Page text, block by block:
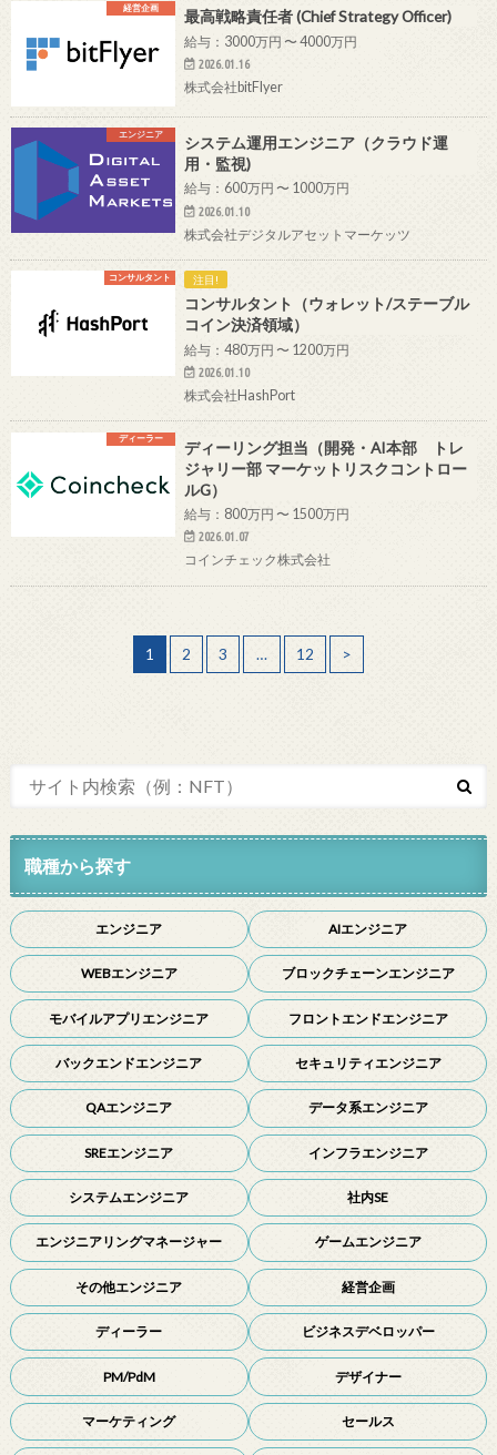
経営企画 最高戦略責任者 (Chief Strategy Officer)
給与：3000万円 〜 4000万円
2026.01.16
株式会社bitFlyer
エンジニア
システム運用エンジニア（クラウド運
用・監視)
給与：600万円 〜 1000万円
2026.01.10
株式会社デジタルアセットマーケッツ
コンサルタント 注目!
コンサルタント（ウォレット/ステーブル
コイン決済領域）
給与：480万円 〜 1200万円
2026.01.10
株式会社HashPort
ディーラー
ディーリング担当（開発・AI本部 トレ
ジャリー部 マーケットリスクコントロー
ルG）
給与：800万円 〜 1500万円
2026.01.07
コインチェック株式会社
1 2 3 … 12 >
職種から探す
エンジニア AIエンジニア
WEBエンジニア ブロックチェーンエンジニア
モバイルアプリエンジニア フロントエンドエンジニア
バックエンドエンジニア セキュリティエンジニア
QAエンジニア データ系エンジニア
SREエンジニア インフラエンジニア
システムエンジニア 社内SE
エンジニアリングマネージャー ゲームエンジニア
その他エンジニア 経営企画
ディーラー ビジネスデベロッパー
PM/PdM デザイナー
マーケティング セールス